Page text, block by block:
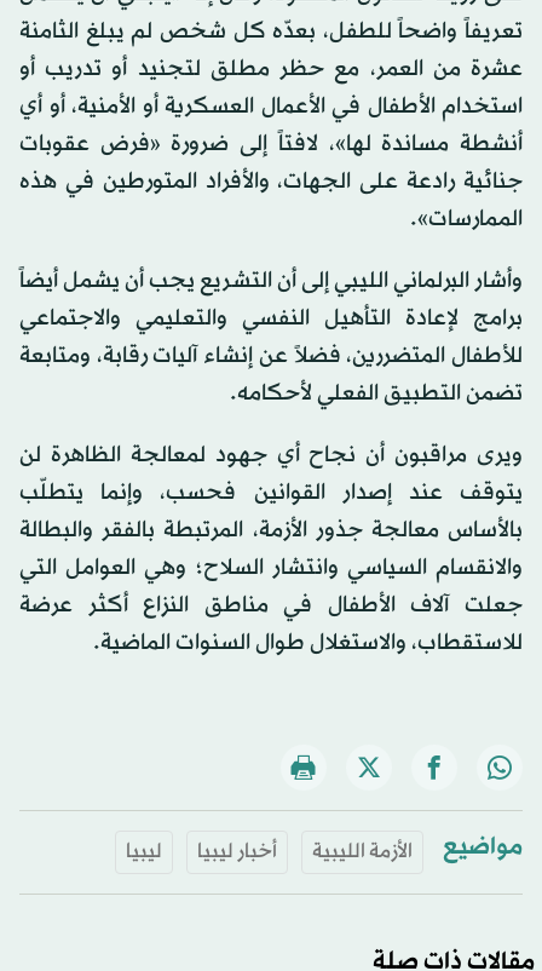
تعريفاً واضحاً للطفل، بعدّه كل شخص لم يبلغ الثامنة
عشرة من العمر، مع حظر مطلق لتجنيد أو تدريب أو
استخدام الأطفال في الأعمال العسكرية أو الأمنية، أو أي
أنشطة مساندة لها»، لافتاً إلى ضرورة «فرض عقوبات
جنائية رادعة على الجهات، والأفراد المتورطين في هذه
الممارسات».
وأشار البرلماني الليبي إلى أن التشريع يجب أن يشمل أيضاً
برامج لإعادة التأهيل النفسي والتعليمي والاجتماعي
للأطفال المتضررين، فضلاً عن إنشاء آليات رقابة، ومتابعة
تضمن التطبيق الفعلي لأحكامه.
ويرى مراقبون أن نجاح أي جهود لمعالجة الظاهرة لن
يتوقف عند إصدار القوانين فحسب، وإنما يتطلّب
بالأساس معالجة جذور الأزمة، المرتبطة بالفقر والبطالة
والانقسام السياسي وانتشار السلاح؛ وهي العوامل التي
جعلت آلاف الأطفال في مناطق النزاع أكثر عرضة
للاستقطاب، والاستغلال طوال السنوات الماضية.
مواضيع الأزمة الليبية أخبار ليبيا ليبيا
مقالات ذات صلة